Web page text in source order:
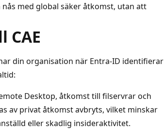
med global säker åtkomst, utan att
CAE
din organisation när Entra-ID identifierar
Desktop, åtkomst till filservrar och
av privat åtkomst avbryts, vilket minskar
eller skadlig insideraktivitet.